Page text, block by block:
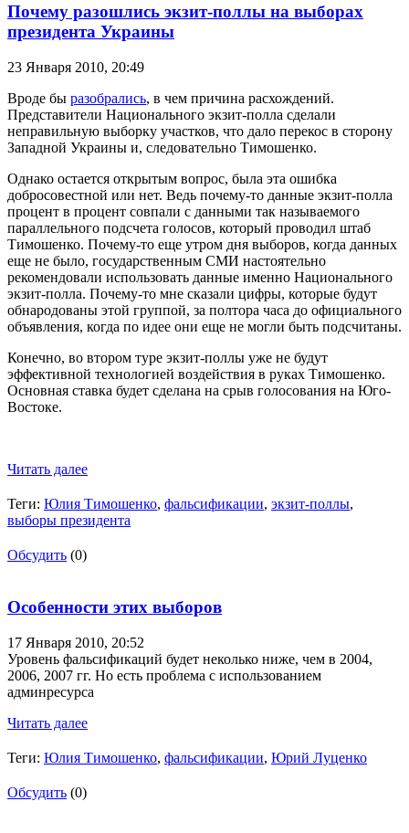
Почему разошлись экзит-поллы на выборах
президента Украины
23 Января 2010, 20:49
Вроде бы разобрались, в чем причина расхождений.
Представители Национального экзит-полла сделали
неправильную выборку участков, что дало перекос в сторону
Западной Украины и, следовательно Тимошенко.
Однако остается открытым вопрос, была эта ошибка
добросовестной или нет. Ведь почему-то данные экзит-полла
процент в процент совпали с данными так называемого
параллельного подсчета голосов, который проводил штаб
Тимошенко. Почему-то еще утром дня выборов, когда данных
еще не было, государственным СМИ настоятельно
рекомендовали использовать данные именно Национального
экзит-полла. Почему-то мне сказали цифры, которые будут
обнародованы этой группой, за полтора часа до официального
объявления, когда по идее они еще не могли быть подсчитаны.
Конечно, во втором туре экзит-поллы уже не будут
эффективной технологией воздействия в руках Тимошенко.
Основная ставка будет сделана на срыв голосования на Юго-
Востоке.
Читать далее
Теги: Юлия Тимошенко, фальсификации, экзит-поллы,
выборы президента
Обсудить (0)
Особенности этих выборов
17 Января 2010, 20:52
Уровень фальсификаций будет неколько ниже, чем в 2004,
2006, 2007 гг. Но есть проблема с использованием
админресурса
Читать далее
Теги: Юлия Тимошенко, фальсификации, Юрий Луценко
Обсудить (0)